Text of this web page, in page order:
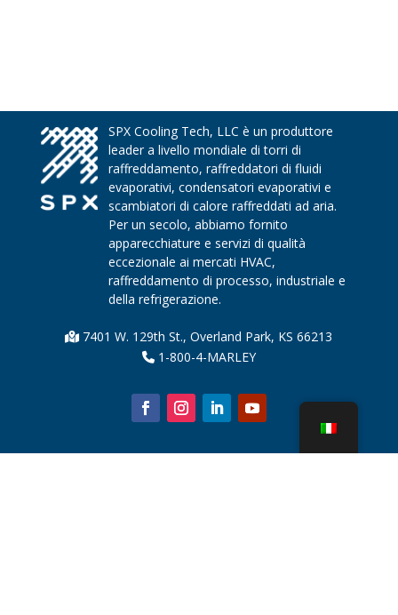
SPX Cooling Tech, LLC è un produttore
leader a livello mondiale di torri di
raffreddamento, raffreddatori di fluidi
evaporativi, condensatori evaporativi e
scambiatori di calore raffreddati ad aria.
Per un secolo, abbiamo fornito
apparecchiature e servizi di qualità
eccezionale ai mercati HVAC,
raffreddamento di processo, industriale e
della refrigerazione.
7401 W. 129th St., Overland Park, KS 66213
1-800-4-MARLEY